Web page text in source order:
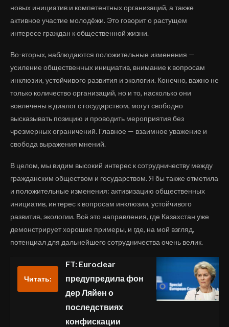
новых инициатив и компетентных организаций, а также
активное участие молодёжи. Это говорит о растущем
интересе граждан к общественной жизни.
Во-вторых, наблюдаются положительные изменения —
усиление общественных инициатив, внимание к вопросам
инклюзии, устойчивого развития и экологии. Конечно, важно не
только количество организаций, но и то, насколько они
вовлечены в диалог с государством, могут свободно
высказывать позицию и проводить мероприятия без
чрезмерных ограничений. Главное — взаимное уважение и
свобода выражения мнений.
В целом, мы видим высокий интерес к сотрудничеству между
гражданским обществом и государством. Я бы также отметила
и положительные изменения: активизацию общественных
инициатив, интерес к вопросам инклюзии, устойчивого
развития, экологии. Всё это направления, где Казахстан уже
демонстрирует хорошие примеры, и где, на мой взгляд,
потенциал для дальнейшего сотрудничества очень велик.
Читать:
FT: Euroclear
предупредила фон
дер Ляйен о
последствиях
конфискации